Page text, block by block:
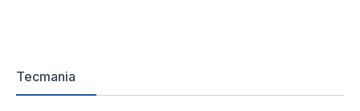
Tecmania